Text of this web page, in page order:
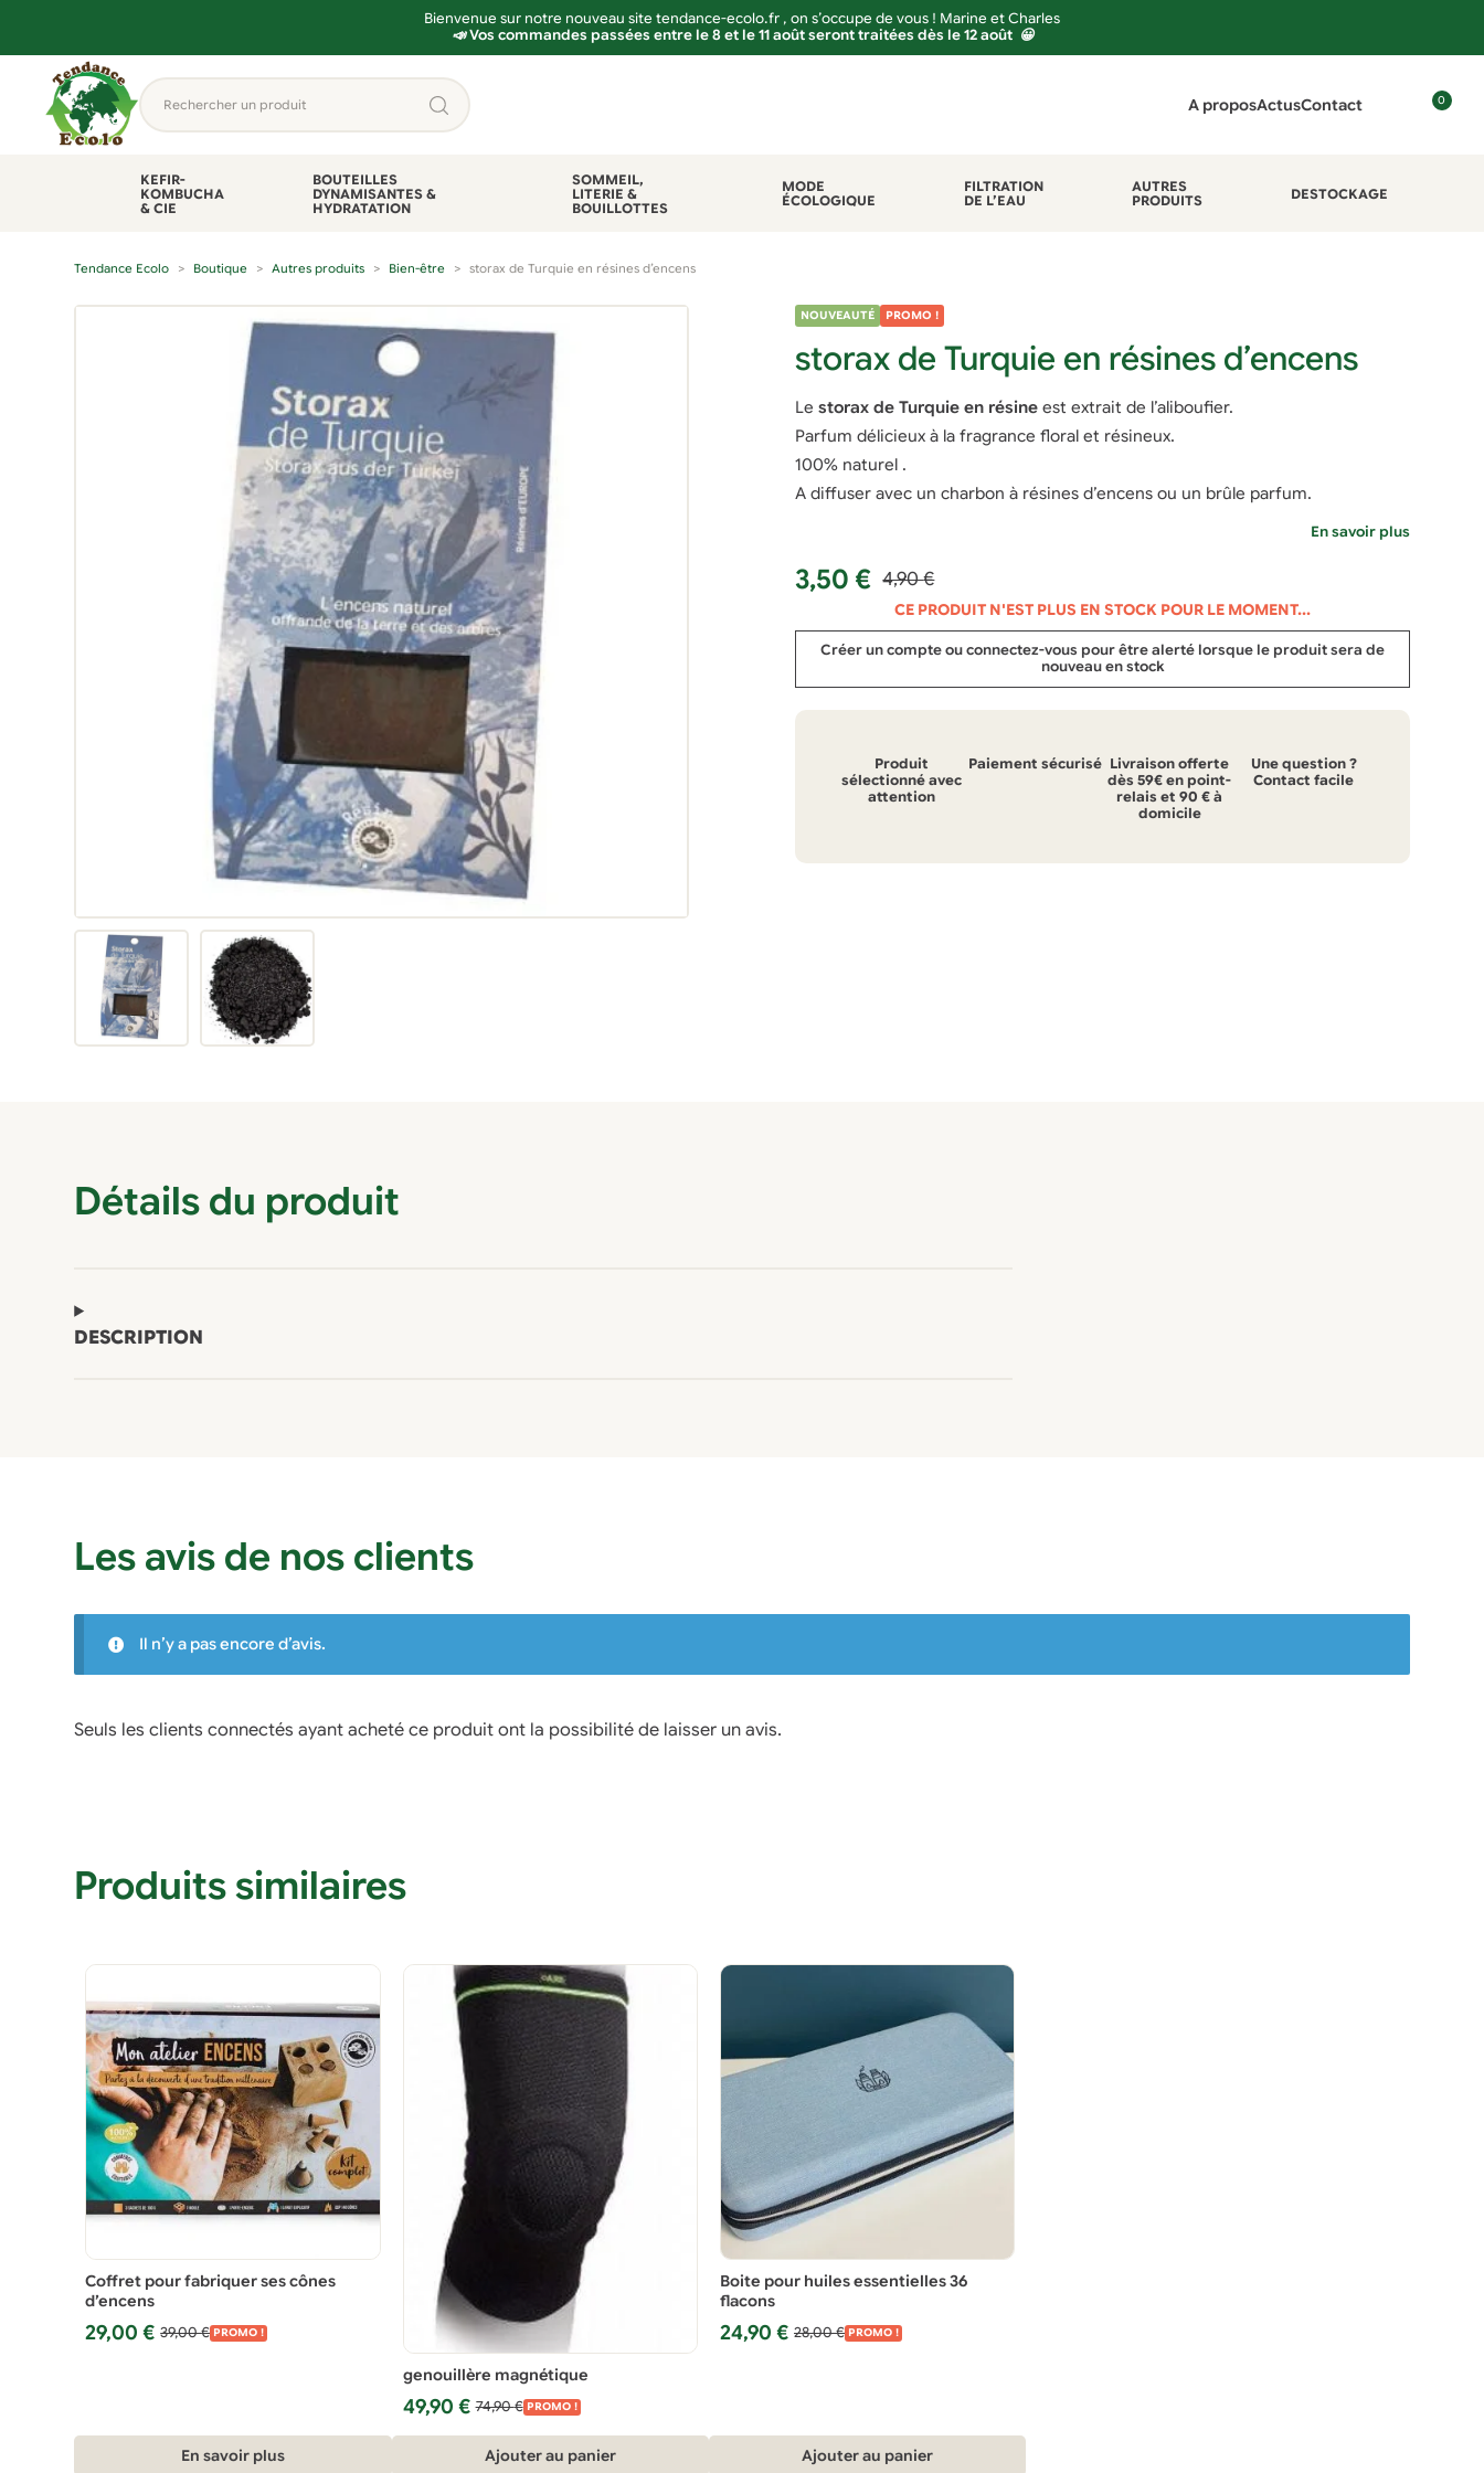
Bienvenue sur notre nouveau site tendance-ecolo.fr , on s’occupe de vous ! Marine et Charles
📣 Vos commandes passées entre le 8 et le 11 août seront traitées dès le 12 août 😀
contenu
Rechercher
un
A proposActusContact
n
0
KEFIR-
KOMBUCHA
& CIE
BOUTEILLES
DYNAMISANTES &
HYDRATATION
SOMMEIL,
LITERIE &
BOUILLOTTES
MODE
ÉCOLOGIQUE
FILTRATION
DE L’EAU
AUTRES
PRODUITS
DESTOCKAGE
Tendance Ecolo Boutique Autres produits Bien-être storax de Turquie en résines d’encens
NOUVEAUTÉ PROMO !
storax de Turquie en résines d’encens
Lestorax de Turquie en résine est extrait de l’aliboufier.
Parfum délicieux à la fragrance floral et résineux.
100% naturel .
A diffuser avec un charbon à résines d’encens ou un brûle parfum.
En savoir plus
4,90€
Le
initial
4,90 €.
3,50 €
Le
actuel
3,50 €.
CE PRODUIT N'EST PLUS EN STOCK POUR LE MOMENT...
Créer un compte ou connectez-vous pour être alerté lorsque le produit sera de
nouveau en stock
Produit
sélectionné avec
attention
Paiement sécurisé Livraison offerte
dès 59€ en point-
relais et 90 € à
domicile
Une question ?
Contact facile
Détails du produit
DESCRIPTION
Les avis de nos clients
Il n’y a pas encore d’avis.
Seuls les clients connectés ayant acheté ce produit ont la possibilité de laisser un avis.
Produits similaires
Coffret pour fabriquer ses cônes
d’encens
39,00€
Le
29,00€
Le
PROMO !
En savoir plus
genouillère magnétique
74,90€
Le
49,90 €
Le
PROMO !
Ajouter au panier
Boite pour huiles essentielles 36
flacons
28,00€
Le
24,90 €
Le
PROMO !
Ajouter au panier